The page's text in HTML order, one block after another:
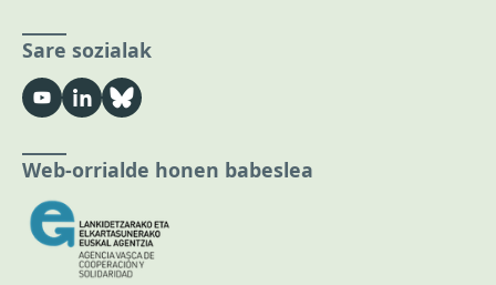
Sare sozialak
Web-orrialde honen babeslea